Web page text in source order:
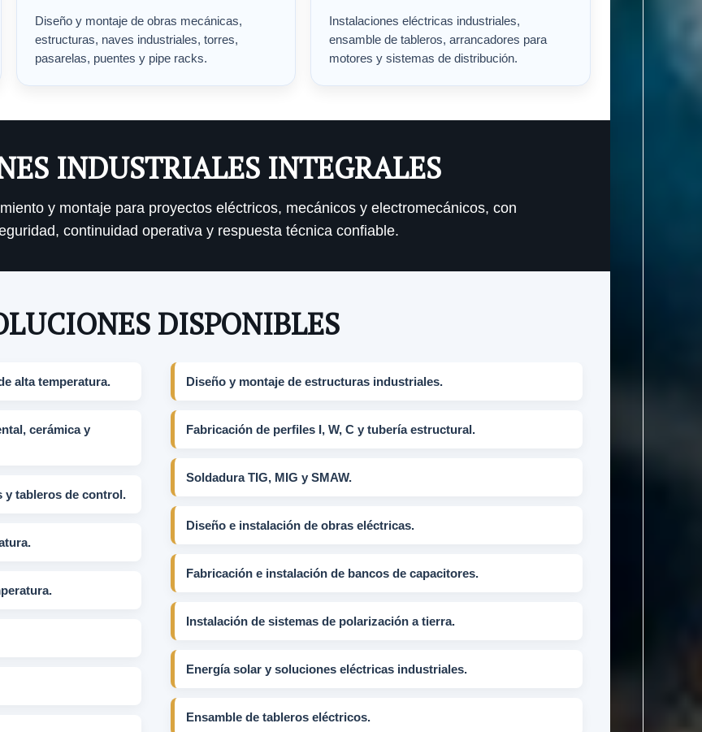
Diseño y montaje de obras mecánicas,
estructuras, naves industriales, torres,
pasarelas, puentes y pipe racks.
Instalaciones eléctricas industriales,
ensamble de tableros, arrancadores para
motores y sistemas de distribución.
INDUSTRIALES INTEGRALES
y montaje para proyectos eléctricos, mecánicos y electromecánicos, con
continuidad operativa y respuesta técnica confiable.
DISPONIBLES
alta temperatura.
cerámica y
y tableros de control.
Diseño y montaje de estructuras industriales.
Fabricación de perfiles I, W, C y tubería estructural.
Soldadura TIG, MIG y SMAW.
Diseño e instalación de obras eléctricas.
Fabricación e instalación de bancos de capacitores.
Instalación de sistemas de polarización a tierra.
Energía solar y soluciones eléctricas industriales.
Ensamble de tableros eléctricos.